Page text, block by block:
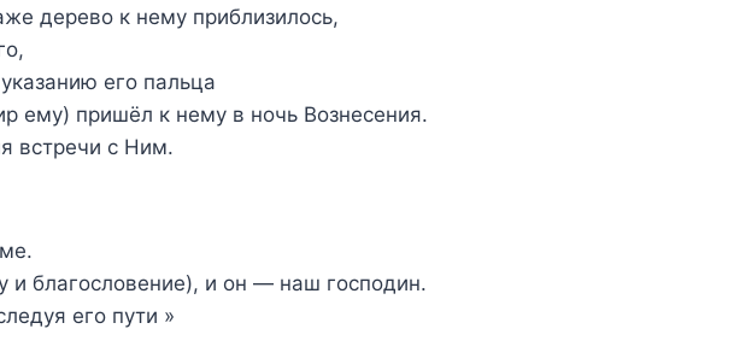
дерево к нему приблизилось,
его пальца
ему) пришёл к нему в ночь Вознесения.
встречи с Ним.
благословение), и он — наш господин.
его пути »